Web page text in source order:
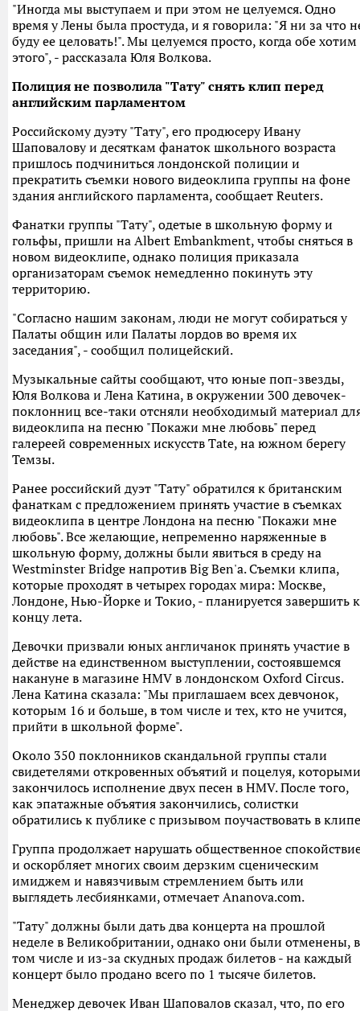
"Иногда мы выступаем и при этом не целуемся. Одно
время у Лены была простуда, и я говорила: "Я ни за что
буду ее целовать!". Мы целуемся просто, когда обе хотим
этого", - рассказала Юля Волкова.
Полиция не позволила "Тату" снять клип перед
английским парламентом
Российскому дуэту "Тату", его продюсеру Ивану
Шаповалову и десяткам фанаток школьного возраста
пришлось подчиниться лондонской полиции и
прекратить съемки нового видеоклипа группы на фоне
здания английского парламента, сообщает Reuters.
Фанатки группы "Тату", одетые в школьную форму и
гольфы, пришли на Albert Embankment, чтобы сняться в
новом видеоклипе, однако полиция приказала
организаторам съемок немедленно покинуть эту
территорию.
"Согласно нашим законам, люди не могут собираться у
Палаты общин или Палаты лордов во время их
заседания", - сообщил полицейский.
Музыкальные сайты сообщают, что юные поп-звезды,
Юля Волкова и Лена Катина, в окружении 300 девочек-
поклонниц все-таки отсняли необходимый материал
видеоклипа на песню "Покажи мне любовь" перед
галереей современных искусств Tate, на южном берегу
Темзы.
Ранее российский дуэт "Тату" обратился к британским
фанаткам с предложением принять участие в съемках
видеоклипа в центре Лондона на песню "Покажи мне
любовь". Все желающие, непременно наряженные в
школьную форму, должны были явиться в среду на
Westminster Bridge напротив Big Ben'a. Съемки клипа,
которые проходят в четырех городах мира: Москве,
Лондоне, Нью-Йорке и Токио, - планируется завершить к
концу лета.
Девочки призвали юных англичанок принять участие в
действе на единственном выступлении, состоявшемся
накануне в магазине HMV в лондонском Oxford Circus.
Лена Катина сказала: "Мы приглашаем всех девчонок,
которым 16 и больше, в том числе и тех, кто не учится,
прийти в школьной форме".
Около 350 поклонников скандальной группы стали
свидетелями откровенных объятий и поцелуя, которыми
закончилось исполнение двух песен в HMV. После того,
как эпатажные объятия закончились, солистки
обратились к публике с призывом поучаствовать в
Группа продолжает нарушать общественное
и оскорбляет многих своим дерзким сценическим
имиджем и навязчивым стремлением быть или
выглядеть лесбиянками, отмечает Ananova.com.
"Тату" должны были дать два концерта на прошлой
неделе в Великобритании, однако они были отменены, в
том числе и из-за скудных продаж билетов - на каждый
концерт было продано всего по 1 тысяче билетов.
Менеджер девочек Иван Шаповалов сказал, что, по его